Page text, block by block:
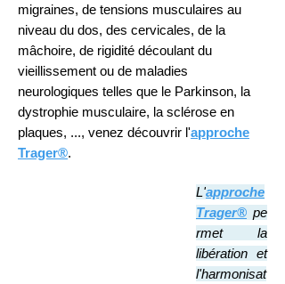
migraines, de tensions musculaires au
niveau du dos, des cervicales, de la
mâchoire, de rigidité découlant du
vieillissement ou de maladies
neurologiques telles que le Parkinson, la
dystrophie musculaire, la sclérose en
plaques, ..., venez découvrir l'approche
Trager®.
L'approche
Trager® pe
rmet la
libération et
l'harmonisat